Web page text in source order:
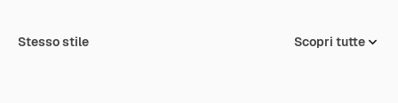
Stesso stile Scopri tutte